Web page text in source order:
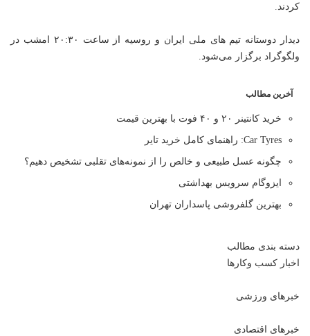
کردند.
دیدار دوستانه تیم های ملی ایران و روسیه از ساعت ۲۰:۳۰ امشب در
ولگوگراد برگزار می‌شود.
آخرین مطالب
خرید کانتینر ۲۰ و ۴۰ فوت با بهترین قیمت
Car Tyres: راهنمای کامل خرید تایر
چگونه عسل طبیعی و خالص را از نمونه‌های تقلبی تشخیص دهیم؟
ایزوگام سرویس بهداشتی
بهترین گلفروشی پاسداران تهران
دسته بندی مطالب
اخبار کسب وکارها
خبرهای ورزشی
خبرهای اقتصادی